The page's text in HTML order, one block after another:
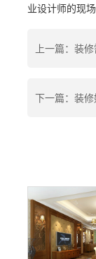
业设计师的现
上一篇：装
下一篇：装